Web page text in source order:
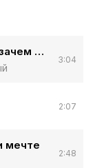
Любовь на ветер скажи зачем тебя я встретил
3:04
2:07
мечте
2:48